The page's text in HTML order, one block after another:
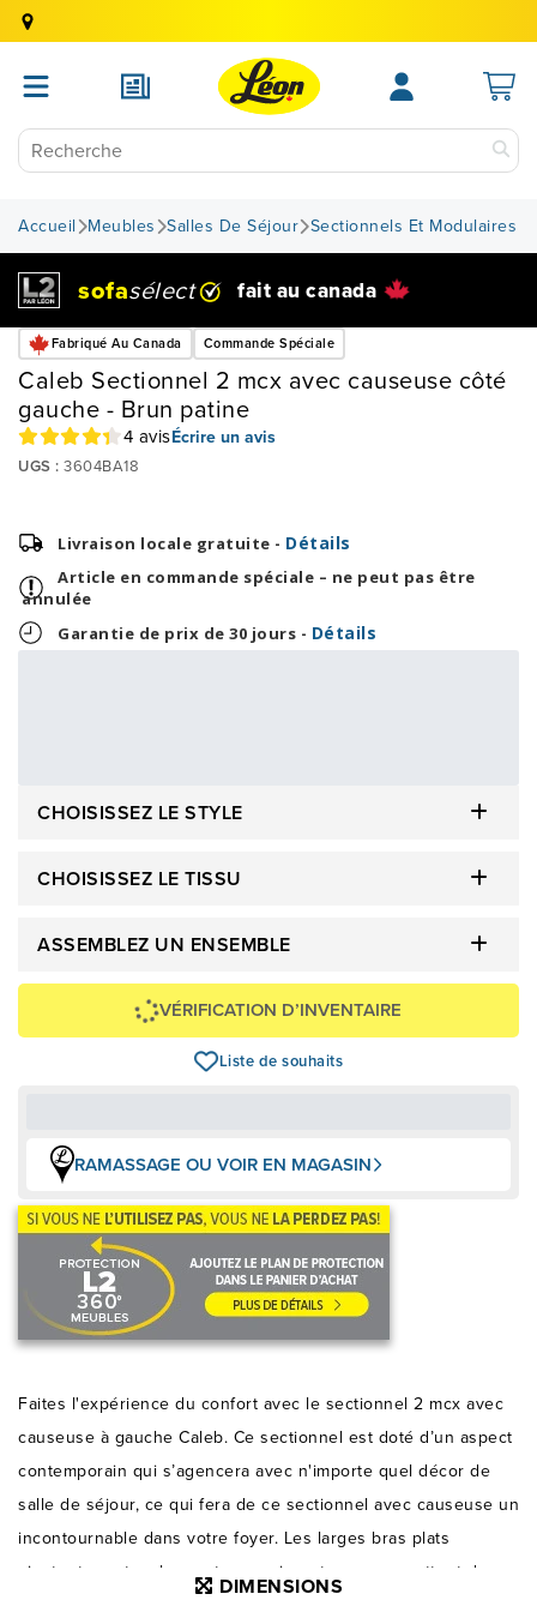
Accueil Meubles Salles De Séjour Sectionnels Et Modulaires
sofasélect fait au canada
Fabriqué Au Canada Commande Spéciale
Caleb Sectionnel 2 mcx avec causeuse côté
gauche - Brun patine
4 avisÉcrire un avis
UGS : 3604BA18
Livraison locale gratuite - Détails
Article en commande spéciale – ne peut pas être
annulée
Garantie de prix de 30 jours - Détails
CHOISISSEZ LE STYLE
CHOISISSEZ LE TISSU
ASSEMBLEZ UN ENSEMBLE
VÉRIFICATION D’INVENTAIRE
Liste de souhaits
RAMASSAGE OU VOIR EN MAGASIN
Faites l'expérience du confort avec le sectionnel 2 mcx avec
causeuse à gauche Caleb. Ce sectionnel est doté d’un aspect
contemporain qui s’agencera avec n'importe quel décor de
salle de séjour, ce qui fera de ce sectionnel avec causeuse un
incontournable dans votre foyer. Les larges bras plats
ajoutent une touche contemporaine et vous permettent de
DIMENSIONS